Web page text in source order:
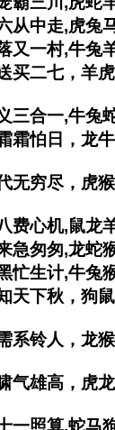
从中走,虎兔
又一村,牛兔
买二七，羊
三合一,牛兔
霜怕日，龙
无穷尽，虎
费心机,鼠龙
急匆匆,龙蛇
忙生计,牛兔
天下秋，狗
系铃人，龙
气雄高，虎
一照算,蛇马